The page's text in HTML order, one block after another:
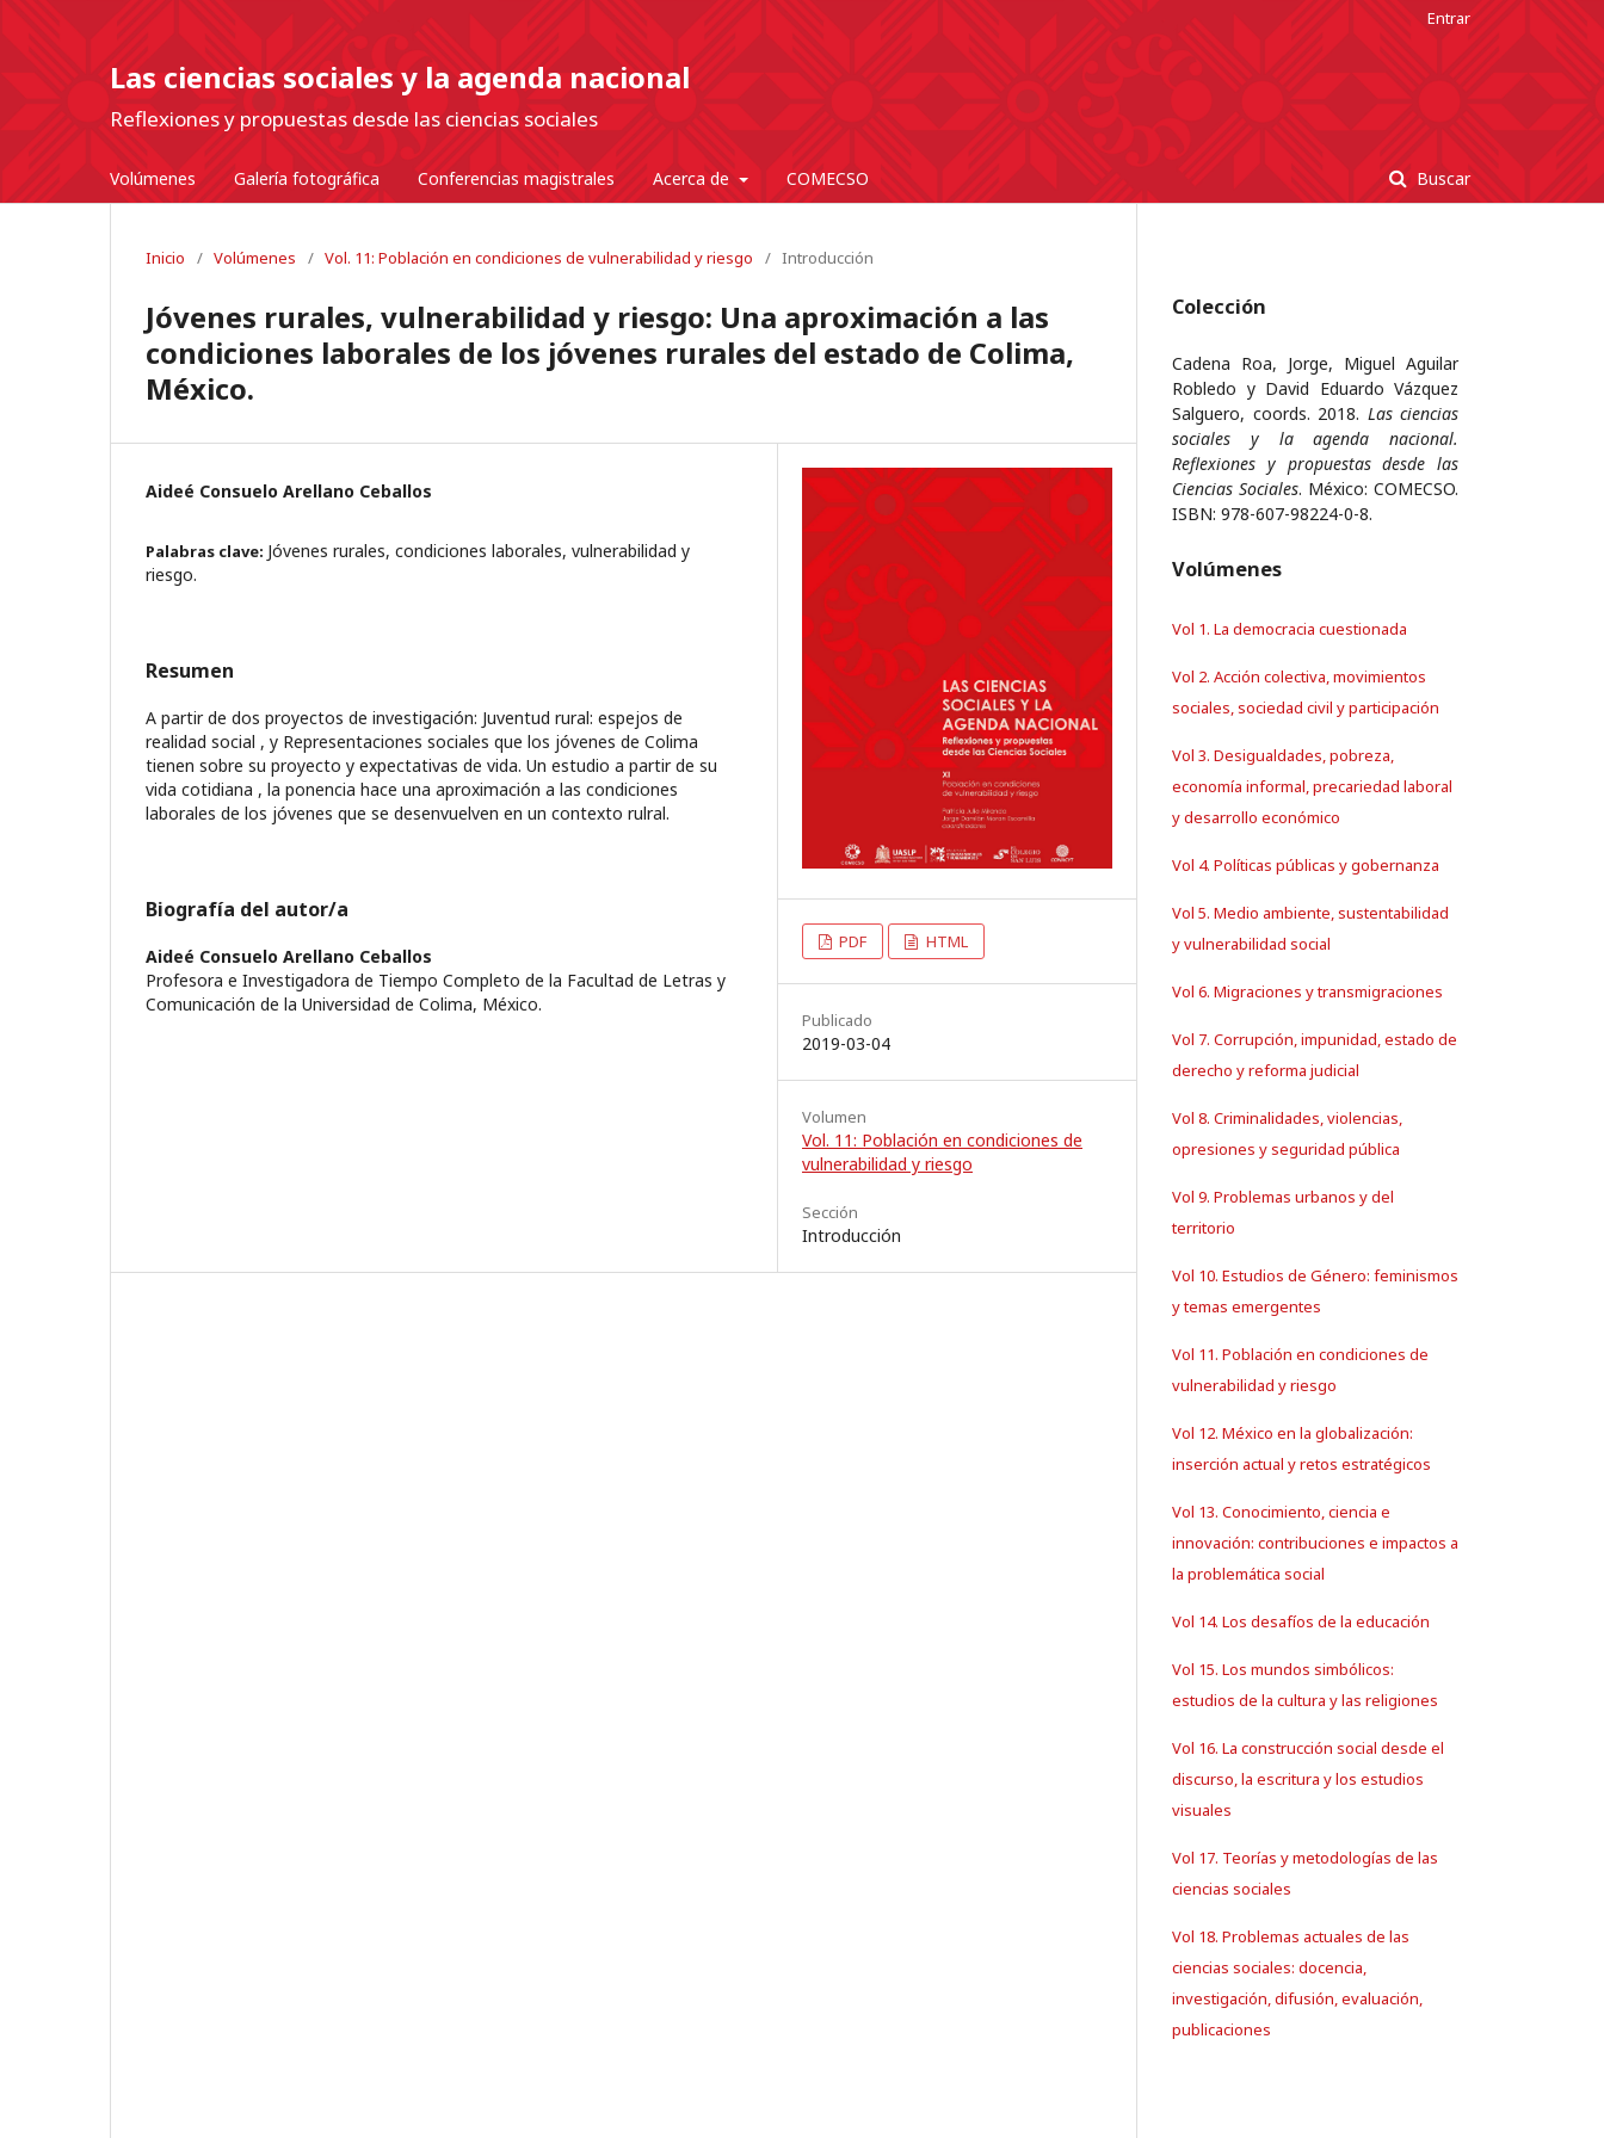
Las ciencias sociales y la agenda nacional
Reflexiones y propuestas desde las ciencias sociales
Volúmenes Galería fotográfica Conferencias magistrales Acerca de COMECSO Buscar
Entrar
Inicio / Volúmenes / Vol. 11: Población en condiciones de vulnerabilidad y riesgo / Introducción
Jóvenes rurales, vulnerabilidad y riesgo: Una aproximación a las
condiciones laborales de los jóvenes rurales del estado de Colima,
México.
Aideé Consuelo Arellano Ceballos
Palabras clave: Jóvenes rurales, condiciones laborales, vulnerabilidad y
riesgo.
Resumen
A partir de dos proyectos de investigación: Juventud rural: espejos de
realidad social , y Representaciones sociales que los jóvenes de Colima
tienen sobre su proyecto y expectativas de vida. Un estudio a partir de su
vida cotidiana , la ponencia hace una aproximación a las condiciones
laborales de los jóvenes que se desenvuelven en un contexto rulral.
Biografía del autor/a
Aideé Consuelo Arellano Ceballos
Profesora e Investigadora de Tiempo Completo de la Facultad de Letras y
Comunicación de la Universidad de Colima, México.
PDF HTML
Publicado
2019-03-04
Volumen
Vol. 11: Población en condiciones de
vulnerabilidad y riesgo
Sección
Introducción
Colección
Cadena Roa, Jorge, Miguel Aguilar
Robledo y David Eduardo Vázquez
Salguero, coords. 2018. Las ciencias
sociales y la agenda nacional.
Reflexiones y propuestas desde las
Ciencias Sociales. México: COMECSO.
ISBN: 978-607-98224-0-8.
Volúmenes
Vol 1. La democracia cuestionada
Vol 2. Acción colectiva, movimientos
sociales, sociedad civil y participación
Vol 3. Desigualdades, pobreza,
economía informal, precariedad laboral
y desarrollo económico
Vol 4. Políticas públicas y gobernanza
Vol 5. Medio ambiente, sustentabilidad
y vulnerabilidad social
Vol 6. Migraciones y transmigraciones
Vol 7. Corrupción, impunidad, estado de
derecho y reforma judicial
Vol 8. Criminalidades, violencias,
opresiones y seguridad pública
Vol 9. Problemas urbanos y del
territorio
Vol 10. Estudios de Género: feminismos
y temas emergentes
Vol 11. Población en condiciones de
vulnerabilidad y riesgo
Vol 12. México en la globalización:
inserción actual y retos estratégicos
Vol 13. Conocimiento, ciencia e
innovación: contribuciones e impactos a
la problemática social
Vol 14. Los desafíos de la educación
Vol 15. Los mundos simbólicos:
estudios de la cultura y las religiones
Vol 16. La construcción social desde el
discurso, la escritura y los estudios
visuales
Vol 17. Teorías y metodologías de las
ciencias sociales
Vol 18. Problemas actuales de las
ciencias sociales: docencia,
investigación, difusión, evaluación,
publicaciones